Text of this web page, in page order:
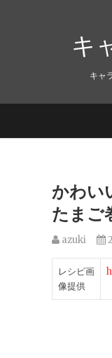
キ
キャ
かわい
たまご
azuki
レシピ画
像提供